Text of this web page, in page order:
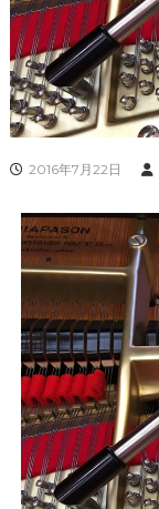
2016年7月22日